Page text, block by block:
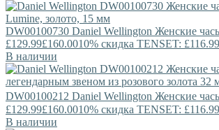
DW00100730 Daniel Wellington Женские
£129.99£160.0010% скидка TENSET: £116.99
В наличии
DW00100212 Daniel Wellington Женские
£129.99£160.0010% скидка TENSET: £116.99
В наличии